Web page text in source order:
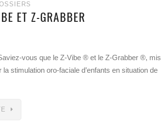
ET Z-GRABBER
vous que le Z-Vibe ® et le Z-Grabber ®, mis
stimulation oro-faciale d’enfants en situation de